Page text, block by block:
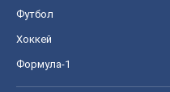
Футбол
Хоккей
Формула-1